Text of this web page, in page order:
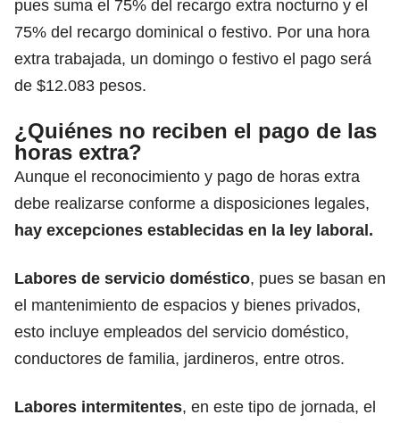
pues suma el 75% del recargo extra nocturno y el
75% del recargo dominical o festivo. Por una hora
extra trabajada, un domingo o festivo el pago será
de $12.083 pesos.
¿Quiénes no reciben el pago de las
horas extra?
Aunque el reconocimiento y pago de horas extra
debe realizarse conforme a disposiciones legales,
hay excepciones establecidas en la ley laboral.
Labores de servicio doméstico, pues se basan en
el mantenimiento de espacios y bienes privados,
esto incluye empleados del servicio doméstico,
conductores de familia, jardineros, entre otros.
Labores intermitentes, en este tipo de jornada, el